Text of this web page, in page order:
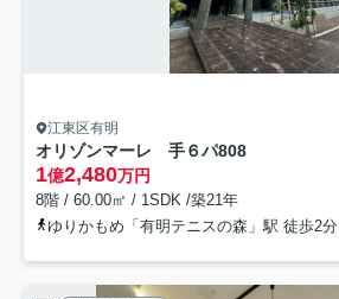
江東区有明
オリゾンマーレ 手６パ808
1億2,480万円
8階 / 60.00㎡ / 1SDK /築21年
ゆりかもめ「有明テニスの森」駅 徒歩2分